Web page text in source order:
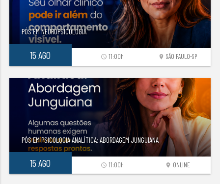
PÓS EM NEUROPSICOLOGIA
15 AGO location_on SÃO PAULO-SP
access_time 11:00h
PÓS EM PSICOLOGIA ANALÍTICA: ABORDAGEM JUNGUIANA
15 AGO location_on ONLINE
access_time 11:00h